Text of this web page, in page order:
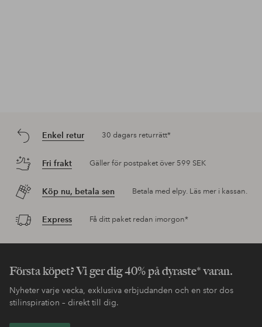
Enkel retur 30 dagars returrätt*
Fri frakt Gäller för postpaket över 599 SEK
Köp nu, betala sen Betala med elpy. Läs mer i kassan.
Express Få ditt paket redan imorgon*
Första köpet? Vi ger dig 40% på dyraste* varan.
Nyheter varje vecka, exklusiva erbjudanden och en stor dos
stilinspiration – direkt till dig.